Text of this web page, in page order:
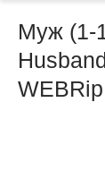
Муж (1-